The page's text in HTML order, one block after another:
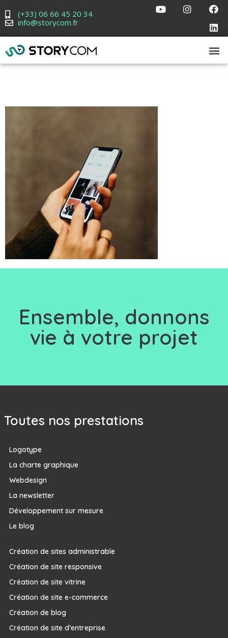
(+33) 06 66 45 20 34
info@storycom.fr
Ensemble, donnons
vie à votre projet
Toutes nos prestations
Logotype
La charte graphique
Webdesign
La newsletter
Développement sur mesure
Le blog
Création de sites administrable
Création de site responsive
Création de site vitrine
Création de site e-commerce
Création de blog
Création de site d’entreprise